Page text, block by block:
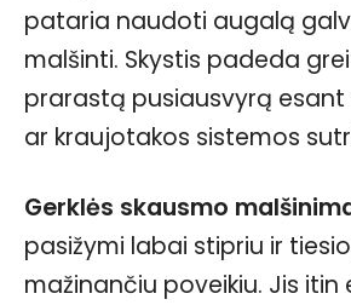
pataria naudoti augalą
malšinti. Skystis padeda
prarastą pusiausvyrą esant
ar kraujotakos sistemos
Gerklės skausmo
pasižymi labai stipriu ir
mažinančiu poveikiu. Jis itin